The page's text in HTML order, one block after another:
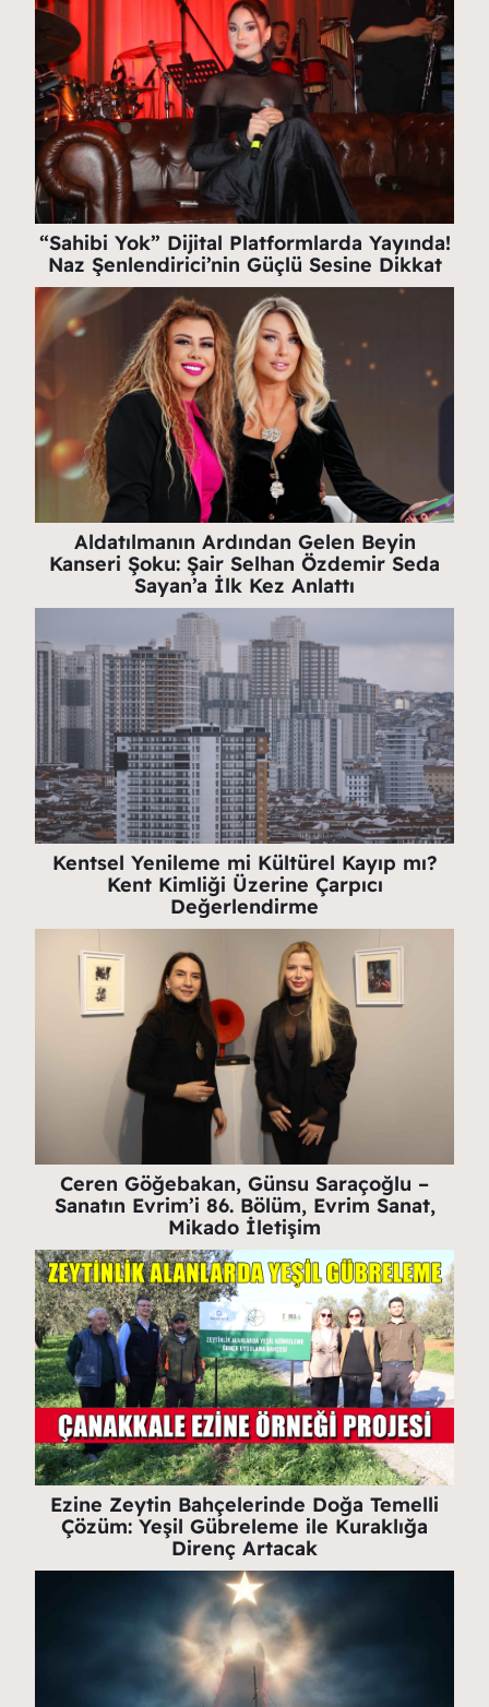
“Sahibi Yok” Dijital Platformlarda Yayında!
Naz Şenlendirici’nin Güçlü Sesine Dikkat
Aldatılmanın Ardından Gelen Beyin
Kanseri Şoku: Şair Selhan Özdemir Seda
Sayan’a İlk Kez Anlattı
Kentsel Yenileme mi Kültürel Kayıp mı?
Kent Kimliği Üzerine Çarpıcı
Değerlendirme
Ceren Göğebakan, Günsu Saraçoğlu –
Sanatın Evrim’i 86. Bölüm, Evrim Sanat,
Mikado İletişim
Ezine Zeytin Bahçelerinde Doğa Temelli
Çözüm: Yeşil Gübreleme ile Kuraklığa
Direnç Artacak